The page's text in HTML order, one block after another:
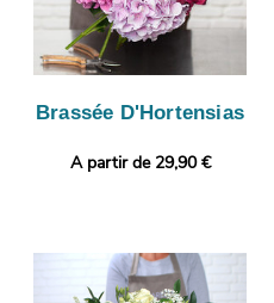
Brassée D'Hortensias
A partir de 29,90 €